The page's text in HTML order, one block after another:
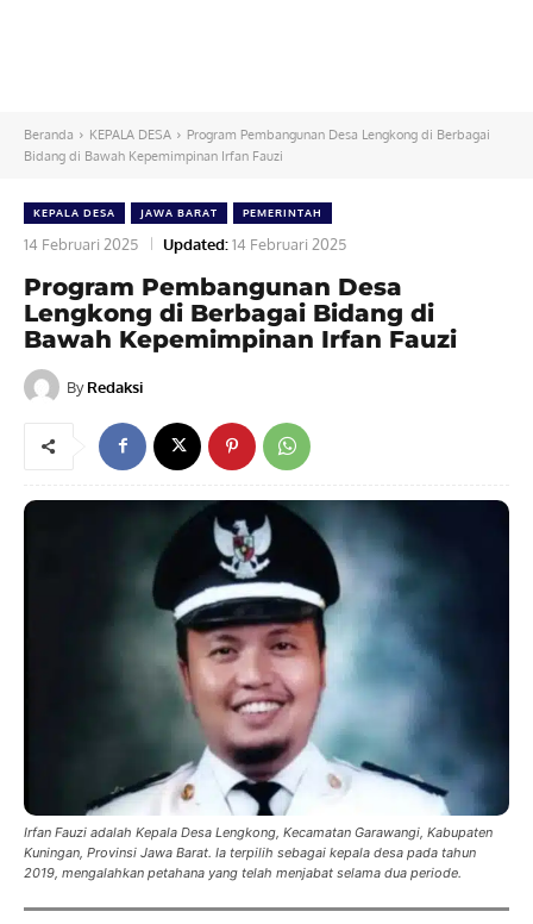
Beranda KEPALA DESA
Program Pembangunan Desa Lengkong di Berbagai
Bidang di Bawah Kepemimpinan Irfan Fauzi
KEPALA DESA JAWA BARAT PEMERINTAH
14 Februari 2025 Updated:14 Februari 2025
Program Pembangunan Desa
Lengkong di Berbagai Bidang di
Bawah Kepemimpinan Irfan Fauzi
By Redaksi
Irfan Fauzi adalah Kepala Desa Lengkong, Kecamatan Garawangi, Kabupaten
Kuningan, Provinsi Jawa Barat. Ia terpilih sebagai kepala desa pada tahun
2019, mengalahkan petahana yang telah menjabat selama dua periode.